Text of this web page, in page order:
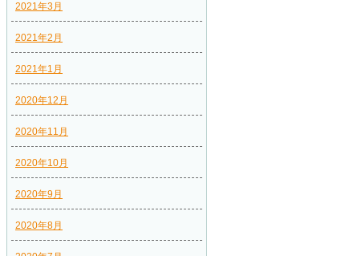
2021年3月
2021年2月
2021年1月
2020年12月
2020年11月
2020年10月
2020年9月
2020年8月